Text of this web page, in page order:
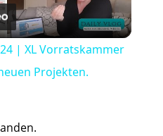
Video
| XL Vorratskammer
Projekten.